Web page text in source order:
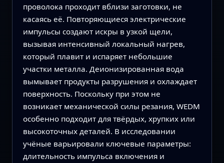
проволока проходит вблизи заготовки, не
касаясь её. Повторяющиеся электрические
импульсы создают искры в узкой щели,
вызывая интенсивный локальный нагрев,
который плавит и испаряет небольшие
участки металла. Деионизированная вода
вымывает продукты разрушения и охлаждает
поверхность. Поскольку при этом не
возникает механической силы резания, WEDM
особенно подходит для твёрдых, хрупких или
высокоточных деталей. В исследовании
учёные варьировали ключевые параметры:
длительность импульса включения и